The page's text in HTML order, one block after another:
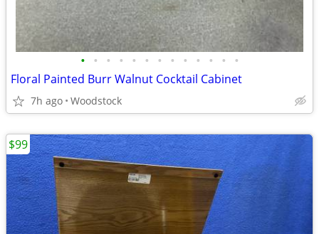
• • • • • • • • • • • • •
Floral Painted Burr Walnut Cocktail Cabinet
7h ago Woodstock
$99